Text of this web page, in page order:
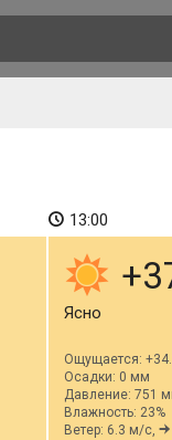
13:00
Ясно
Ощущается:
Осадки: 0 мм
Давление: 751
Влажность: 23%
Ветер: 6.3 м/с,